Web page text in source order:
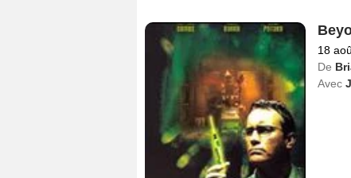
18
De
Avec